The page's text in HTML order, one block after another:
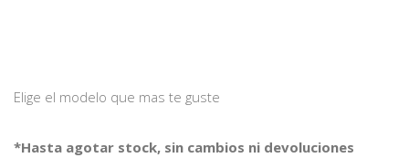
Elige el modelo que mas te guste
*Hasta agotar stock, sin cambios ni devoluciones